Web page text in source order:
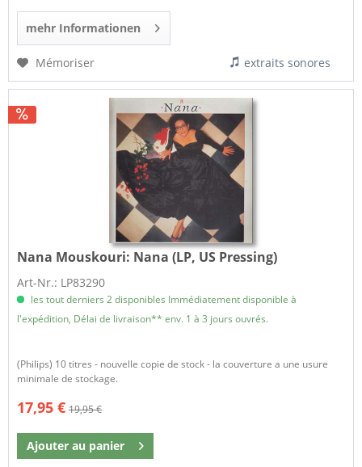
mehr Informationen
Mémoriser extraits sonores
Nana Mouskouri: Nana (LP, US Pressing)
Art-Nr.: LP83290
les tout derniers 2 disponibles Immédiatement disponible à
l'expédition, Délai de livraison** env. 1 à 3 jours ouvrés.
(Philips) 10 titres - nouvelle copie de stock - la couverture a une usure
minimale de stockage.
17,95 € 19,95 €
Ajouter au panier